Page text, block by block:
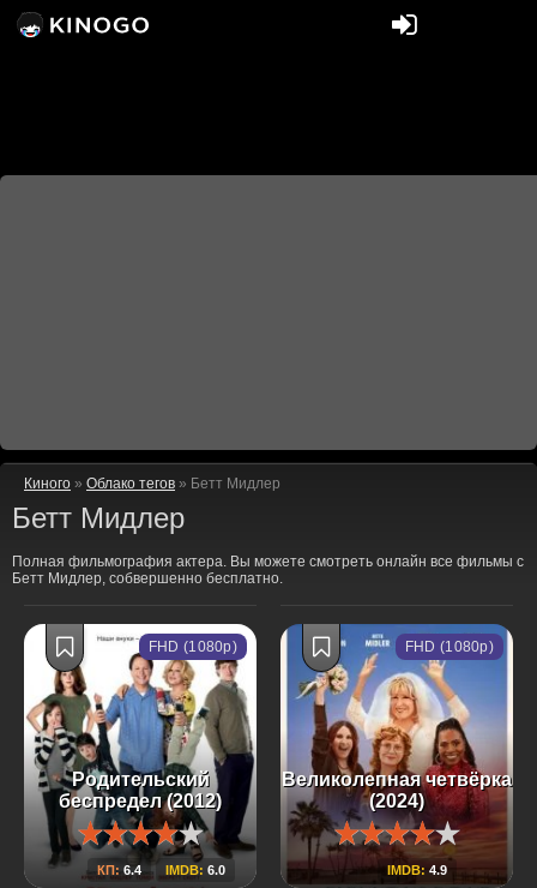
Киного » Облако тегов » Бетт Мидлер
Бетт Мидлер
Полная фильмография актера. Вы можете смотреть онлайн все фильмы с
Бетт Мидлер, собвершенно бесплатно.
Родительский
беспредел (2012)
КП: 6.4 IMDB: 6.0
FHD (1080p)
Великолепная четвёрка
(2024)
IMDB: 4.9
FHD (1080p)